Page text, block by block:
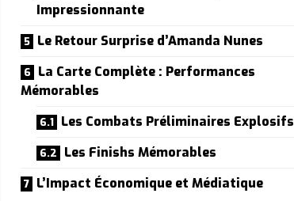
Impressionnante
Le Retour Surprise d’Amanda Nunes
La Carte Complète : Performances
Mémorables
Les Combats Préliminaires Explosifs
Les Finishs Mémorables
L’Impact Économique et Médiatique